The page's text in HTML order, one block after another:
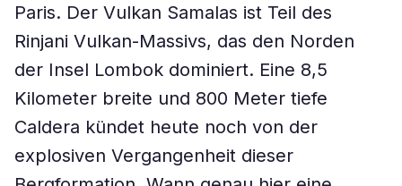
Paris. Der Vulkan Samalas ist Teil des
Rinjani Vulkan-Massivs, das den Norden
der Insel Lombok dominiert. Eine 8,5
Kilometer breite und 800 Meter tiefe
Caldera kündet heute noch von der
explosiven Vergangenheit dieser